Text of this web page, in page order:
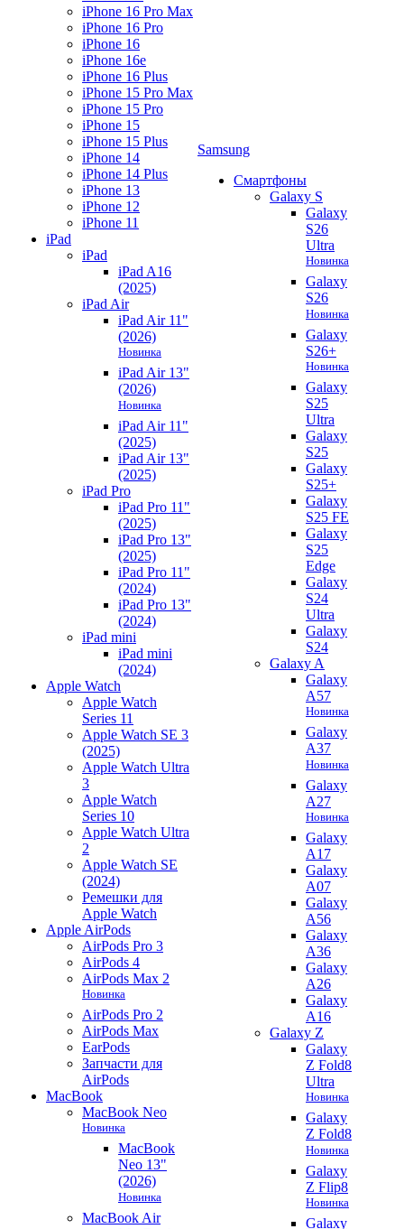
iPhone 16 Pro Max
iPhone 16 Pro
iPhone 16
iPhone 16e
iPhone 16 Plus
iPhone 15 Pro Max
iPhone 15 Pro
iPhone 15
iPhone 15 Plus
iPhone 14
iPhone 14 Plus
iPhone 13
iPhone 12
iPhone 11
iPad
iPad
iPad A16
(2025)
iPad Air
iPad Air 11"
(2026)
Новинка
iPad Air 13"
(2026)
Новинка
iPad Air 11"
(2025)
iPad Air 13"
(2025)
iPad Pro
iPad Pro 11"
(2025)
iPad Pro 13"
(2025)
iPad Pro 11"
(2024)
iPad Pro 13"
(2024)
iPad mini
iPad mini
(2024)
Apple Watch
Apple Watch
Series 11
Apple Watch SE 3
(2025)
Apple Watch Ultra
3
Apple Watch
Series 10
Apple Watch Ultra
2
Apple Watch SE
(2024)
Ремешки для
Apple Watch
Apple AirPods
AirPods Pro 3
AirPods 4
AirPods Max 2
Новинка
AirPods Pro 2
AirPods Max
EarPods
Запчасти для
AirPods
MacBook
MacBook Neo
Новинка
MacBook
Neo 13"
(2026)
Новинка
MacBook Air
Samsung
Смартфоны
Galaxy S
Galaxy
S26
Ultra
Новинка
Galaxy
S26
Новинка
Galaxy
S26+
Новинка
Galaxy
S25
Ultra
Galaxy
S25
Galaxy
S25+
Galaxy
S25 FE
Galaxy
S25
Edge
Galaxy
S24
Ultra
Galaxy
S24
Galaxy A
Galaxy
A57
Новинка
Galaxy
A37
Новинка
Galaxy
A27
Новинка
Galaxy
A17
Galaxy
A07
Galaxy
A56
Galaxy
A36
Galaxy
A26
Galaxy
A16
Galaxy Z
Galaxy
Z Fold8
Ultra
Новинка
Galaxy
Z Fold8
Новинка
Galaxy
Z Flip8
Новинка
Galaxy